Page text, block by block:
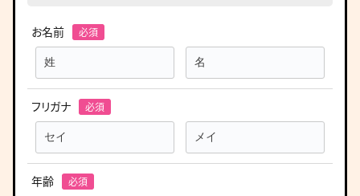
お名前
フリガナ
年齢